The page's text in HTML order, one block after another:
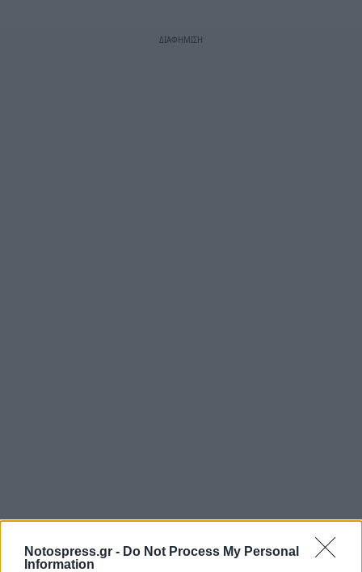
Notospress.gr - Do Not Process My Personal
Information